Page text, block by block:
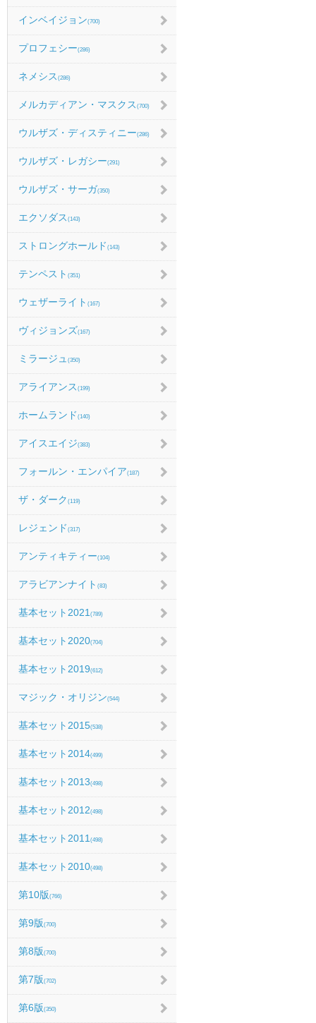
インベイジョン(700)
プロフェシー(286)
ネメシス (286)
メルカディアン・マスクス (700)
ウルザズ・ディスティニー(286)
ウルザズ・レガシー(291)
ウルザズ・サーガ(350)
エクソダス (143)
ストロングホールド (143)
テンペスト (351)
ウェザーライト (167)
ヴィジョンズ(167)
ミラージュ (350)
アライアンス (199)
ホームランド (140)
アイスエイジ(383)
フォールン・エンパイア(187)
ザ・ダーク (119)
レジェンド (317)
アンティキティー(104)
アラビアンナイト (83)
基本セット2021 (789)
基本セット2020(704)
基本セット2019(612)
マジック・オリジン(544)
基本セット2015(538)
基本セット2014(499)
基本セット2013(498)
基本セット2012(498)
基本セット2011 (498)
基本セット2010(498)
第10版(766)
第9版(700)
第8版(700)
第7版(702)
第6版(350)